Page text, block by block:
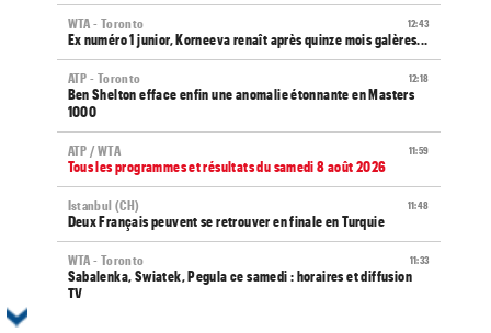
12:43
WTA - Toronto
Ex numéro 1 junior, Korneeva renaît après quinze mois galères...
12:18
ATP - Toronto
Ben Shelton efface enfin une anomalie étonnante en Masters
1000
11:59
ATP / WTA
Tous les programmes et résultats du samedi 8 août 2026
11:48
Istanbul (CH)
Deux Français peuvent se retrouver en finale en Turquie
11:33
WTA - Toronto
Sabalenka, Swiatek, Pegula ce samedi : horaires et diffusion
TV